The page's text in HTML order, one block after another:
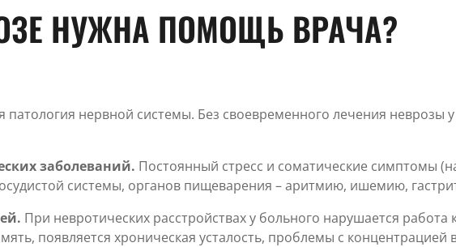
НУЖНА ПОМОЩЬ ВРАЧА?
патология нервной системы. Без своевременного лечения
заболеваний. Постоянный стресс и соматические симптомы
системы, органов пищеварения – аритмию, ишемию,
При невротических расстройствах у больного нарушается
появляется хроническая усталость, проблемы с